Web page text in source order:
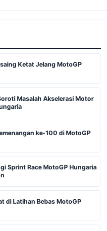
Ketat Jelang MotoGP
Masalah Akselerasi Motor
ke-100 di MotoGP
Sprint Race MotoGP Hungaria
di Latihan Bebas MotoGP